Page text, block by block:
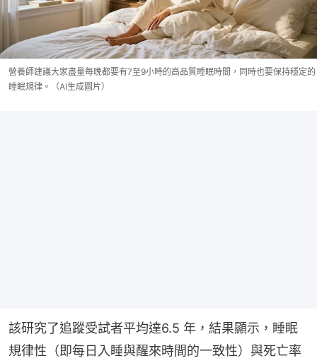
營養師建議大家盡量每晚都要有7至9小時的高品質睡眠時間，同時也要保持穩定的
睡眠規律。（AI生成圖片）
該研究了追蹤受試者平均達6.5 年，結果顯示，睡眠
規律性（即每日入睡與醒來時間的一致性）與死亡率